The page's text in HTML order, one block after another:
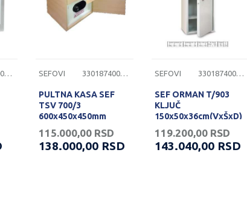
3301874000094 SEFOVI 3301874000335
PULTNA KASA SEF
TSV 700/3
600x450x450mm
115.000,00 RSD
138.000,00 RSD
SEFOVI 3301874000290
SEF ORMAN T/903
KLJUČ
150x50x36cm(VxŠxD)
119.200,00 RSD
143.040,00 RSD